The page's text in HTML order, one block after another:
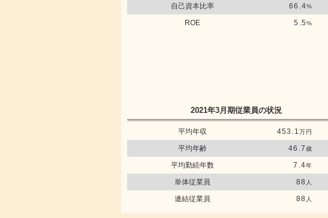
自己資本比率 66.4%
ROE 5.5%
2021年3月期従業員の状況
平均年収 453.1万円
平均年齢 46.7 歳
平均勤続年数 7.4年
単体従業員 88 人
連結従業員 88 人